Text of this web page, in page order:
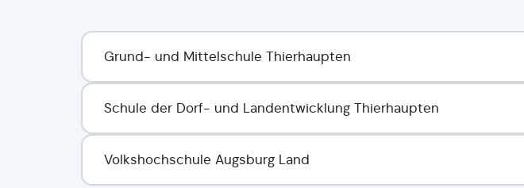
Grund- und Mittelschule Thierhaupten
Schule der Dorf- und Landentwicklung Thierhaupten
Volkshochschule Augsburg Land